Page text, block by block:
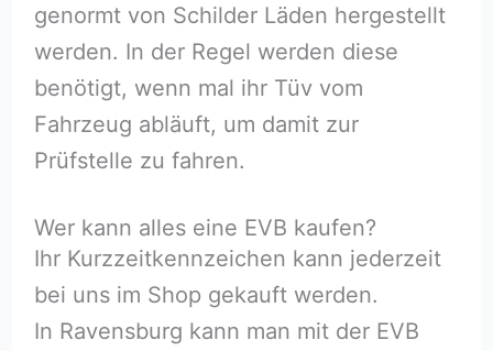
genormt von Schilder Läden hergestellt
werden. In der Regel werden diese
benötigt, wenn mal ihr Tüv vom
Fahrzeug abläuft, um damit zur
Prüfstelle zu fahren.
Wer kann alles eine EVB kaufen?
Ihr Kurzzeitkennzeichen kann jederzeit
bei uns im Shop gekauft werden.
In Ravensburg kann man mit der EVB